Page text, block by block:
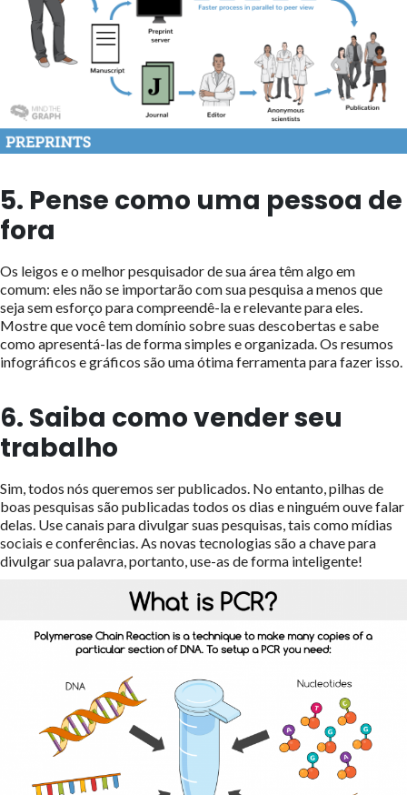
5. Pense como uma pessoa de
fora
Os leigos e o melhor pesquisador de sua área têm algo em
comum: eles não se importarão com sua pesquisa a menos que
seja sem esforço para compreendê-la e relevante para eles.
Mostre que você tem domínio sobre suas descobertas e sabe
como apresentá-las de forma simples e organizada. Os resumos
infográficos e gráficos são uma ótima ferramenta para fazer isso.
6. Saiba como vender seu
trabalho
Sim, todos nós queremos ser publicados. No entanto, pilhas de
boas pesquisas são publicadas todos os dias e ninguém ouve falar
delas. Use canais para divulgar suas pesquisas, tais como mídias
sociais e conferências. As novas tecnologias são a chave para
divulgar sua palavra, portanto, use-as de forma inteligente!